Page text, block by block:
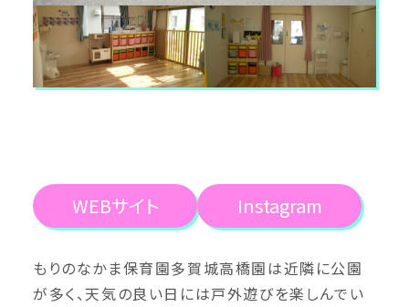
WEBサイト Instagram
もりのなかま保育園多賀城高橋園は近隣に公園
が多く、天気の良い日には戸外遊びを楽しんでい